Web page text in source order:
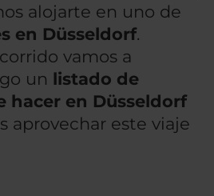
alojarte en uno de
en Düsseldorf.
vamos a
un listado de
hacer en Düsseldorf
aprovechar este viaje